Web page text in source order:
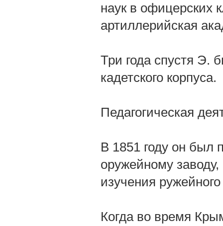
наук в офицерских
артиллерийская
Три года спустя Э.
кадетского корпуса.
Педагогическая
В 1851 году он был
оружейному
изучения
Когда во время